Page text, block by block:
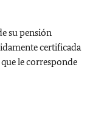
su pensión
certificada
le corresponde